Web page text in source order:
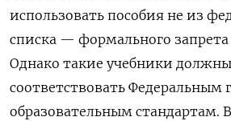
использовать пособия не из
списка — формального запрета
Однако такие учебники должны
соответствовать Федеральным
образовательным стандартам.